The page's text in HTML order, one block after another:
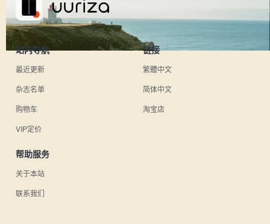
站内导航
最近更新
杂志名单
购物车
VIP定价
链接
繁體中文
简体中文
淘宝店
帮助服务
关于本站
联系我们